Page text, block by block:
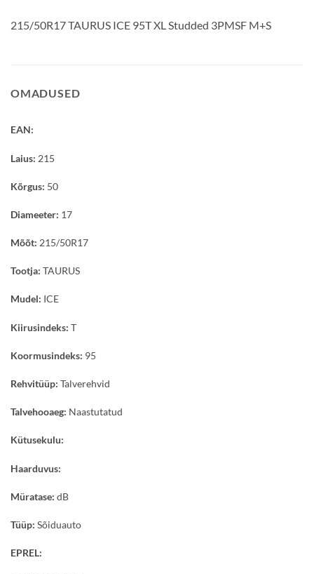
215/50R17 TAURUS ICE 95T XL Studded 3PMSF M+S
OMADUSED
EAN:
Laius: 215
Kõrgus: 50
Diameeter: 17
Mõõt: 215/50R17
Tootja: TAURUS
Mudel: ICE
Kiirusindeks: T
Koormusindeks: 95
Rehvitüüp: Talverehvid
Talvehooaeg: Naastutatud
Kütusekulu:
Haarduvus:
Müratase: dB
Tüüp: Sõiduauto
EPREL: